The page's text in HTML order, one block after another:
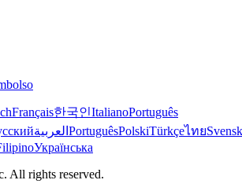
Français한국인ItalianoPortuguês
العربية PortuguêsPolskiTürkçeไทย
Українська
All rights reserved.